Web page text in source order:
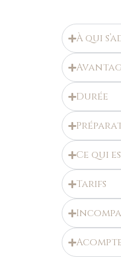
À qui
Durée
Ce qui
Tarifs